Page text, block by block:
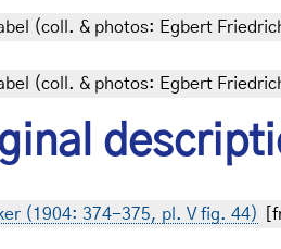
(coll. & photos: Egbert
(coll. & photos: Egbert
(1904: 374-375, pl. V fig. 44)